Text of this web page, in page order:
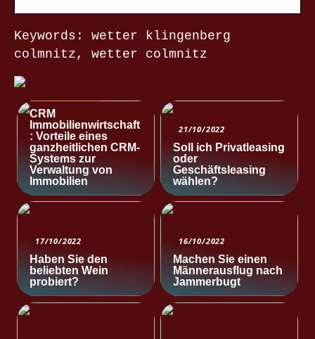
Keywords: wetter klingenberg
colmnitz, wetter colmnitz
CRM
Immobilienwirtschaft
: Vorteile eines
ganzheitlichen CRM-
Systems zur
Verwaltung von
Immobilien
21/10/2022
Soll ich Privatleasing
oder
Geschäftsleasing
wählen?
17/10/2022
Haben Sie den
beliebten Wein
probiert?
16/10/2022
Machen Sie einen
Männerausflug nach
Jammerbugt